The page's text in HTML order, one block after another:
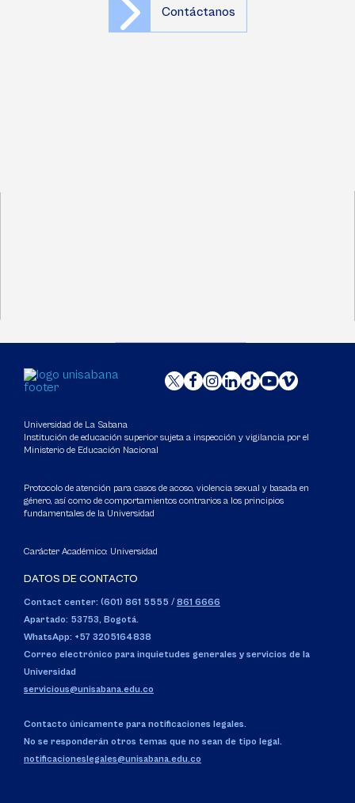
Contáctanos
Universidad de La Sabana
Institución de educación superior sujeta a inspección y vigilancia por el
Ministerio de Educación Nacional
Protocolo de atención para casos de acoso, violencia sexual y basada en
género, así como de comportamientos contrarios a los principios
fundamentales de la Universidad
Carácter Académico: Universidad
DATOS DE CONTACTO
Contact center: (601) 861 5555 / 861 6666
Apartado: 53753, Bogotá.
WhatsApp: +57 3205164838
Correo electrónico para inquietudes generales y servicios de la
Universidad
servicious@unisabana.edu.co
Contacto únicamente para notificaciones legales.
No se responderán otros temas que no sean de tipo legal.
notificacioneslegales@unisabana.edu.co